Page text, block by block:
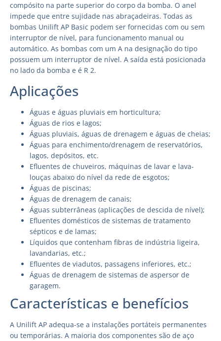
compósito na parte superior do corpo da bomba. O anel
impede que entre sujidade nas abraçadeiras. Todas as
bombas Unilift AP Basic podem ser fornecidas com ou sem
interruptor de nível, para funcionamento manual ou
automático. As bombas com um A na designação do tipo
possuem um interruptor de nível. A saída está posicionada
no lado da bomba e é R 2.
Aplicações
Águas e águas pluviais em horticultura;
Águas de rios e lagos;
Águas pluviais, águas de drenagem e águas de cheias;
Águas para enchimento/drenagem de reservatórios,
lagos, depósitos, etc.
Efluentes de chuveiros, máquinas de lavar e lava-
louças abaixo do nível da rede de esgotos;
Águas de piscinas;
Águas de drenagem de canais;
Águas subterrâneas (aplicações de descida de nível);
Efluentes domésticos de sistemas de tratamento
sépticos e de lamas;
Líquidos que contenham fibras de indústria ligeira,
lavandarias, etc.;
Efluentes de viadutos, passagens inferiores, etc.;
Águas de drenagem de sistemas de aspersor de
garagem.
Características e benefícios
A Unilift AP adequa-se a instalações portáteis permanentes
ou temporárias. A maioria dos componentes são de aço